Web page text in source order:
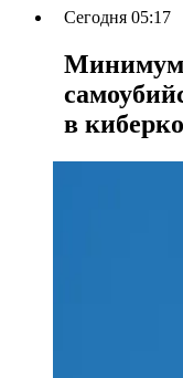
Сегодня 05:17
Минимум
в